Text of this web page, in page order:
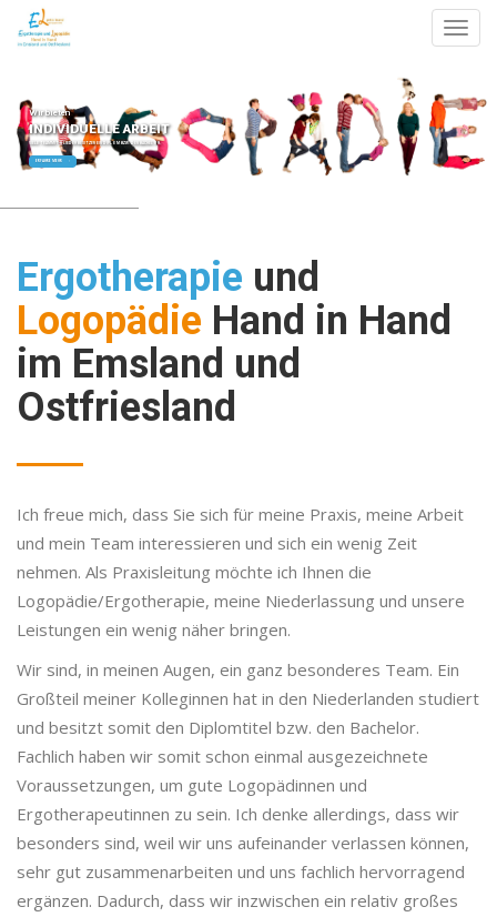
Wir bieten
INDIVIDUELLE ARBEIT
VIELE TEAMMITGLIEDER BESITZEN EIN DIPLOM BZW. DEN BACHELOR.
ERFAHRE MEHR
Ergotherapie und
Logopädie Hand in Hand
im Emsland und
Ostfriesland
Ich freue mich, dass Sie sich für meine Praxis, meine Arbeit
und mein Team interessieren und sich ein wenig Zeit
nehmen. Als Praxisleitung möchte ich Ihnen die
Logopädie/Ergotherapie, meine Niederlassung und unsere
Leistungen ein wenig näher bringen.
Wir sind, in meinen Augen, ein ganz besonderes Team. Ein
Großteil meiner Kolleginnen hat in den Niederlanden studiert
und besitzt somit den Diplomtitel bzw. den Bachelor.
Fachlich haben wir somit schon einmal ausgezeichnete
Voraussetzungen, um gute Logopädinnen und
Ergotherapeutinnen zu sein. Ich denke allerdings, dass wir
besonders sind, weil wir uns aufeinander verlassen können,
sehr gut zusammenarbeiten und uns fachlich hervorragend
ergänzen. Dadurch, dass wir inzwischen ein relativ großes